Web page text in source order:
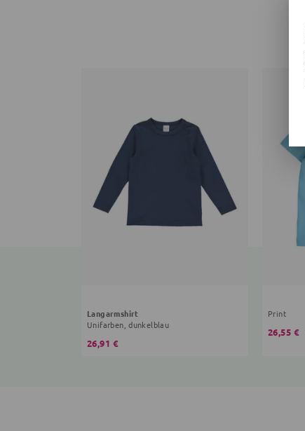
Langarmshirt
Unifarben, dunkelblau
26,91 €
Print
26,55 €